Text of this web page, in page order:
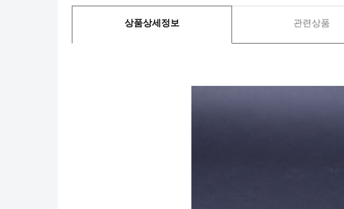
상품상세정보 관련상품